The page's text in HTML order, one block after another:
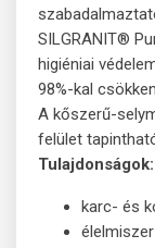
SILGRANIT®
higiéniai
98%-kal
A kőszerű-
felület
Tulajdonságok:
karc- és